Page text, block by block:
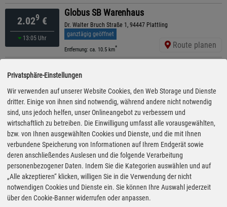
2.029 €
13:05 Uhr
Globus SB Warenhaus
Dr. Walter Bruch Straße 1, 94447 Plattling
ganztägig geöffnet
Entfernung: ca. 10.5 km* Route planen
2.029€
13:35 Uhr
Hauptstr. 30, 94469 Deggendorf
ganztägig geöffnet
Entfernung: ca. 14.1 km* Route planen
2.029€
13:30 Uhr
RAN
Hans-Krämer-Str. 53, 94469 Deggendorf
geöffnet bis 23:00 Uhr
Entfernung: ca. 15.1 km* Route planen
2.039€
13:30 Uhr
TotalEnergies
Deggendorfer Str. 61, 94447 Plattling
schließt in 27 Minuten
Privatsphäre-Einstellungen
Wir verwenden auf unserer Website Cookies, den Web Storage und Dienste
dritter. Einige von ihnen sind notwendig, während andere nicht notwendig
sind, uns jedoch helfen, unser Onlineangebot zu verbessern und
wirtschaftlich zu betreiben. Die Einwilligung umfasst alle vorausgewählten,
bzw. von Ihnen ausgewählten Cookies und Dienste, und die mit Ihnen
verbundene Speicherung von Informationen auf Ihrem Endgerät sowie
deren anschließendes Auslesen und die folgende Verarbeitung
personenbezogener Daten. Indem Sie die Kategorien auswählen und auf
„Alle akzeptieren“ klicken, willigen Sie in die Verwendung der nicht
notwendigen Cookies und Dienste ein. Sie können Ihre Auswahl jederzeit
über den Cookie-Banner widerrufen oder anpassen.